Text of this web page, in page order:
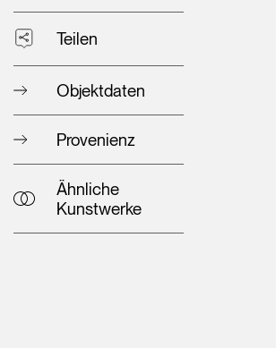
Teilen
Objektdaten
Provenienz
Ähnliche
Kunstwerke